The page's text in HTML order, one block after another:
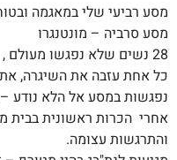
מסע רביעי שלי במאגמה
מסע סרביה – מונטנגרו
28 נשים שלא נפגשו מעולם
,
כל אחת עזבה את השיגרה,
נפגשות במסע אל הלא נודע –
אחרי הכרות ראשונית בבית
והתרגשות עצומה.